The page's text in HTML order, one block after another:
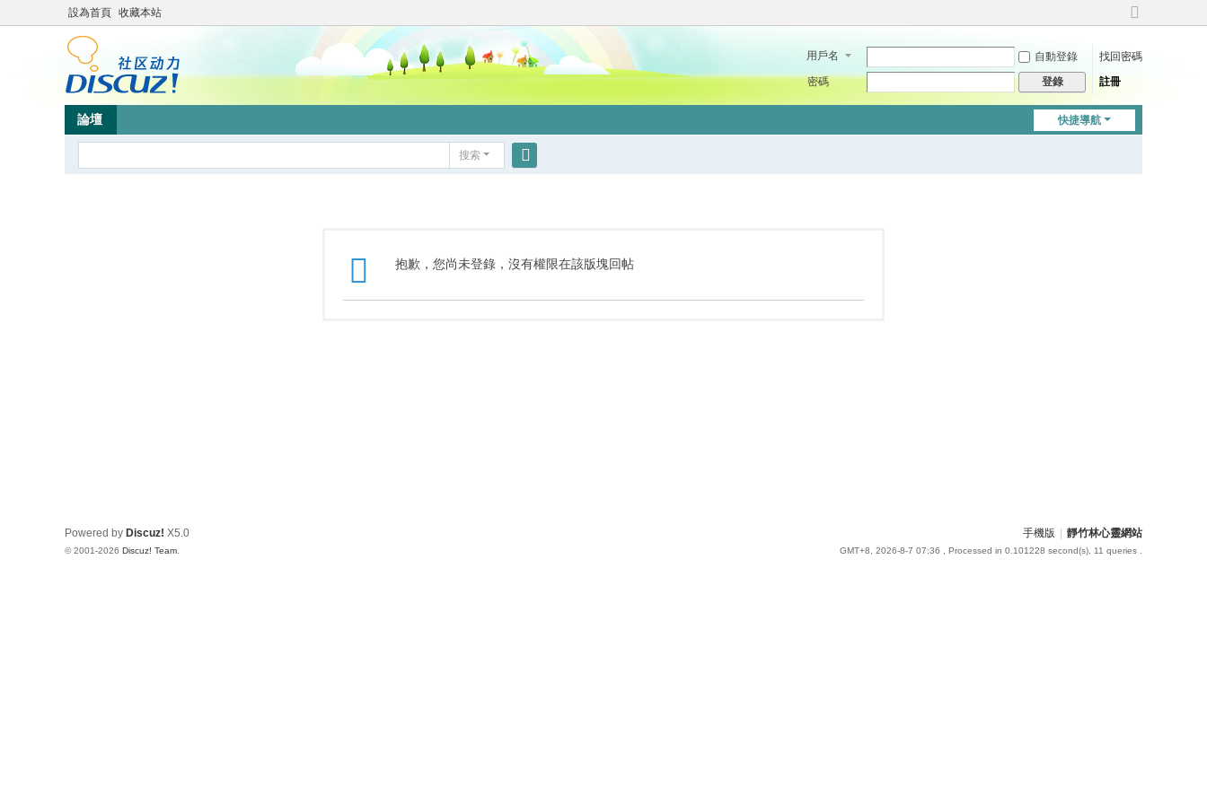
設為首頁 收藏本站
切
到
用戶名 自動登錄
找回密碼
密碼
登錄 註冊
快捷導航
論壇
搜索
抱歉，您尚未登錄，沒有權限在該版塊回帖
手機版 靜竹林心靈網站
GMT+8, 2026-8-7 07:36 , Processed in 0.101228 second(s), 11 queries .
Powered by Discuz! X5.0
© 2001-2026 Discuz! Team